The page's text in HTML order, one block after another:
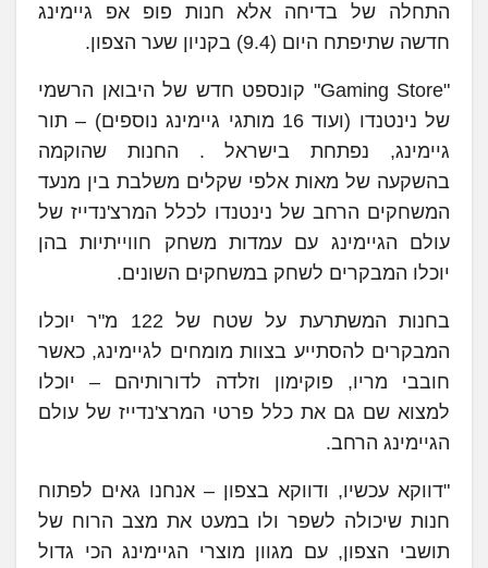
התחלה של בדיחה אלא חנות פופ אפ גיימינג
חדשה שתיפתח היום (9.4) בקניון שער הצפון.
"Gaming Store" קונספט חדש של היבואן הרשמי
של נינטנדו (ועוד 16 מותגי גיימינג נוספים) – תור
גיימינג, נפתחת בישראל . החנות שהוקמה
בהשקעה של מאות אלפי שקלים משלבת בין מנעד
המשחקים הרחב של נינטנדו לכלל המרצ'נדייז של
עולם הגיימינג עם עמדות משחק חווייתיות בהן
יוכלו המבקרים לשחק במשחקים השונים.
בחנות המשתרעת על שטח של 122 מ"ר יוכלו
המבקרים להסתייע בצוות מומחים לגיימינג, כאשר
חובבי מריו, פוקימון וזלדה לדורותיהם – יוכלו
למצוא שם גם את כלל פרטי המרצ'נדייז של עולם
הגיימינג הרחב.
"דווקא עכשיו, ודווקא בצפון – אנחנו גאים לפתוח
חנות שיכולה לשפר ולו במעט את מצב הרוח של
תושבי הצפון, עם מגוון מוצרי הגיימינג הכי גדול